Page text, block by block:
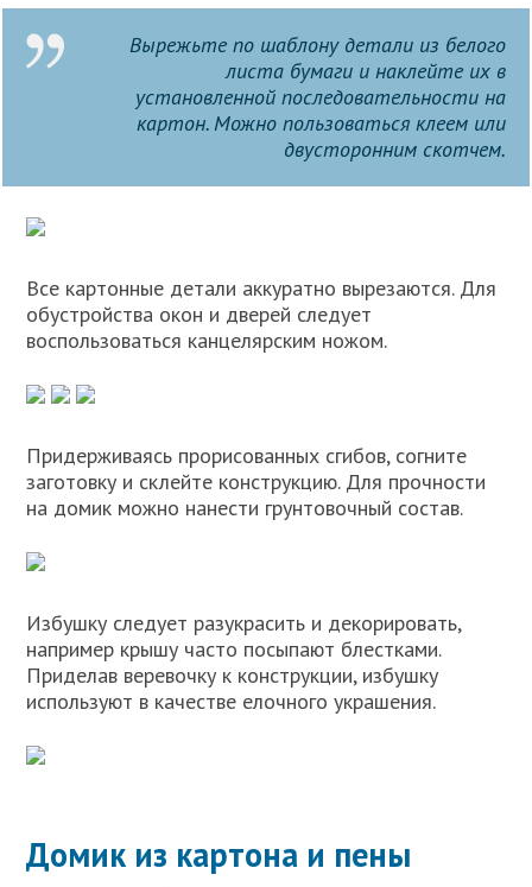
Вырежьте по шаблону детали из белого
листа бумаги и наклейте их в
установленной последовательности на
картон. Можно пользоваться клеем или
двусторонним скотчем.
Все картонные детали аккуратно вырезаются. Для
обустройства окон и дверей следует
воспользоваться канцелярским ножом.
Придерживаясь прорисованных сгибов, согните
заготовку и склейте конструкцию. Для прочности
на домик можно нанести грунтовочный состав.
Избушку следует разукрасить и декорировать,
например крышу часто посыпают блестками.
Приделав веревочку к конструкции, избушку
используют в качестве елочного украшения.
Домик из картона и пены